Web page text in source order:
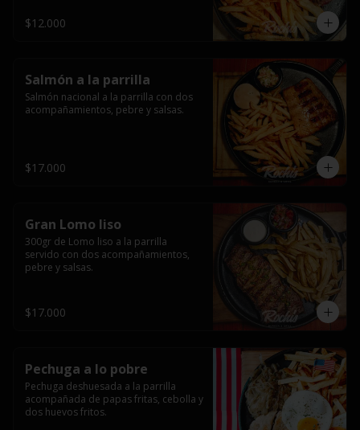
$12.000
Salmón a la parrilla
Salmón nacional a la parrilla con dos
acompañamientos, pebre y salsas.
$17.000
Gran Lomo liso
300gr de Lomo liso a la parrilla
servido con dos acompañamientos,
pebre y salsas.
$17.000
Pechuga a lo pobre
Pechuga deshuesada a la parrilla
acompañada de papas fritas, cebolla y
dos huevos fritos.